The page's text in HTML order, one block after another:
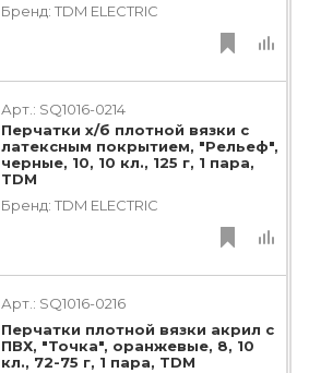
Бренд: TDM ЕLECTRIC
Арт.: SQ1016-0214
Перчатки х/б плотной вязки с
латексным покрытием, "Рельеф",
черные, 10, 10 кл., 125 г, 1 пара,
TDM
Бренд: TDM ЕLECTRIC
Арт.: SQ1016-0216
Перчатки плотной вязки акрил с
ПВХ, "Точка", оранжевые, 8, 10
кл., 72-75 г, 1 пара, TDM